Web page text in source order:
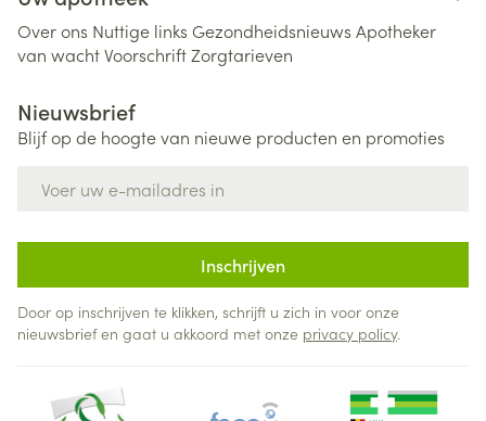
Over ons Nuttige links Gezondheidsnieuws Apotheker
van wachtVoorschriftZorgtarieven
Nieuwsbrief
Blijf op de hoogte van nieuwe producten en promoties
Inschrijven
Door op inschrijven te klikken, schrijft u zich in voor onze
nieuwsbrief en gaat u akkoord met onze privacy policy.